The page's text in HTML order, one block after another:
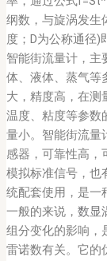
纲数，与旋涡发生
度；D为公称通径)
智能街流量计，主
体、液体、蒸气等
大，精度高，在测
温度、粘度等参数
量小。智能街流量
感器，可靠性高
模拟标准信号，也
统配套使用，是一
一般的来说， 数显
组分变化的影响，
雷诺数有关。它的